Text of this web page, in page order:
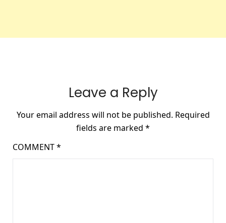
Leave a Reply
Your email address will not be published. Required
fields are marked *
COMMENT*